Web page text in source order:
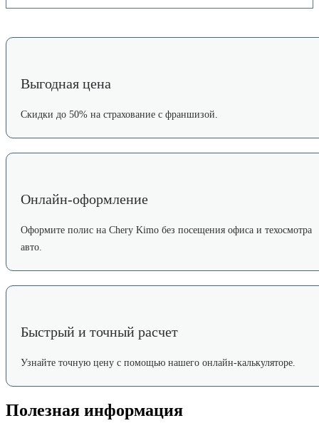
Выгодная цена
Скидки до 50% на страхование с франшизой.
Онлайн-оформление
Оформите полис на Chery Kimo без посещения офиса и техосмотра
авто.
Быстрый и точный расчет
Узнайте точную цену с помощью нашего онлайн-калькуляторе.
Полезная информация